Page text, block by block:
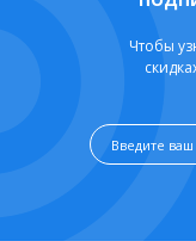
Чтобы